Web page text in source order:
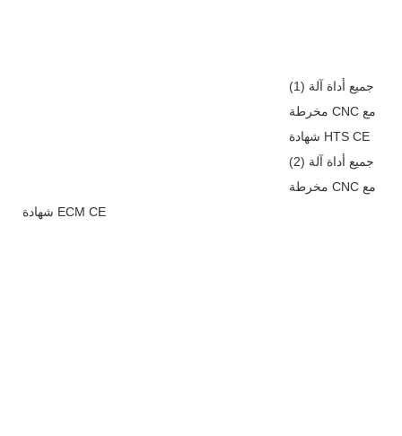
(1) جميع أداة آلة
مخرطة CNC مع
شهادة HTS CE
(2) جميع أداة آلة
مخرطة CNC مع
شهادة ECM CE